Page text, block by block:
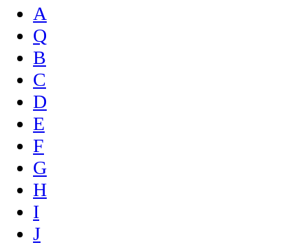
A
Q
B
C
D
E
F
G
H
I
J